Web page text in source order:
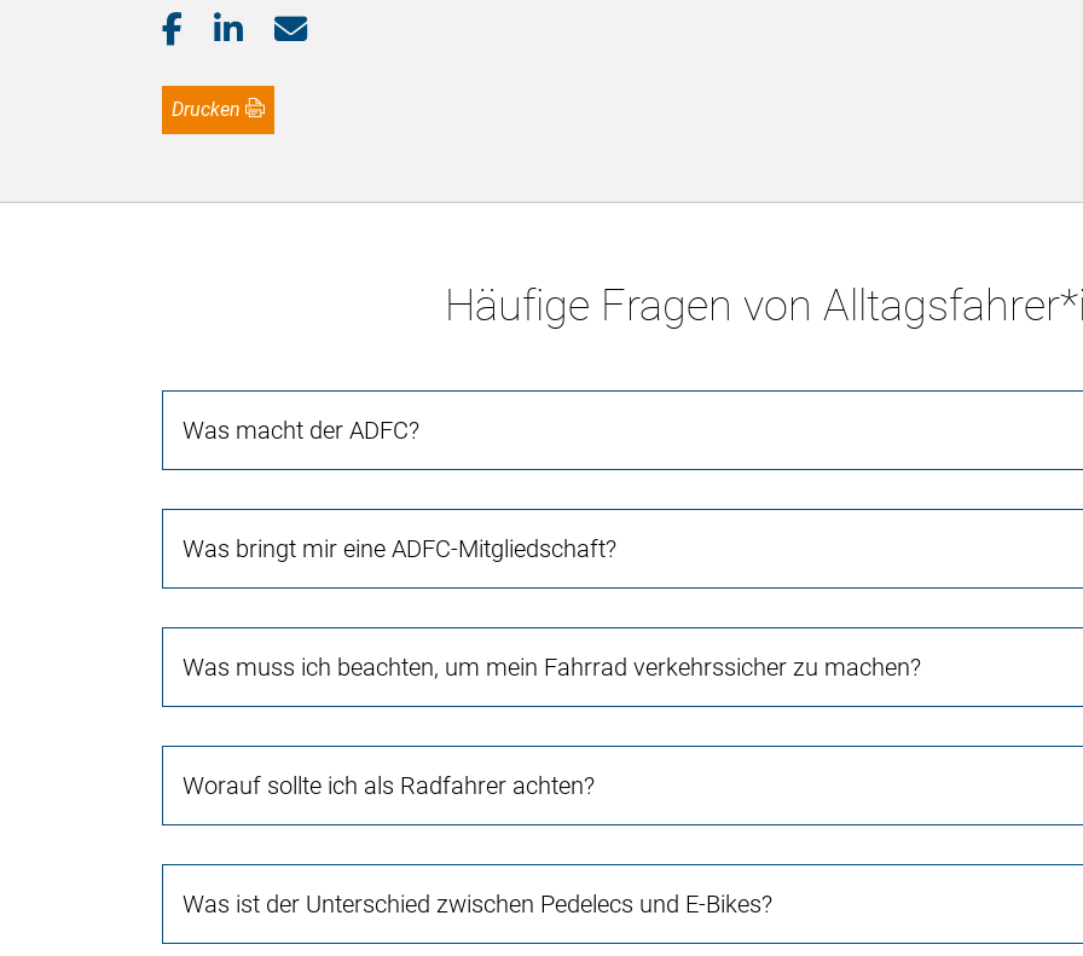
Drucken
Häufige Fragen von
Was macht der ADFC?
Was bringt mir eine ADFC-Mitgliedschaft?
Was muss ich beachten, um mein Fahrrad verkehrssicher zu machen?
Worauf sollte ich als Radfahrer achten?
Was ist der Unterschied zwischen Pedelecs und E-Bikes?